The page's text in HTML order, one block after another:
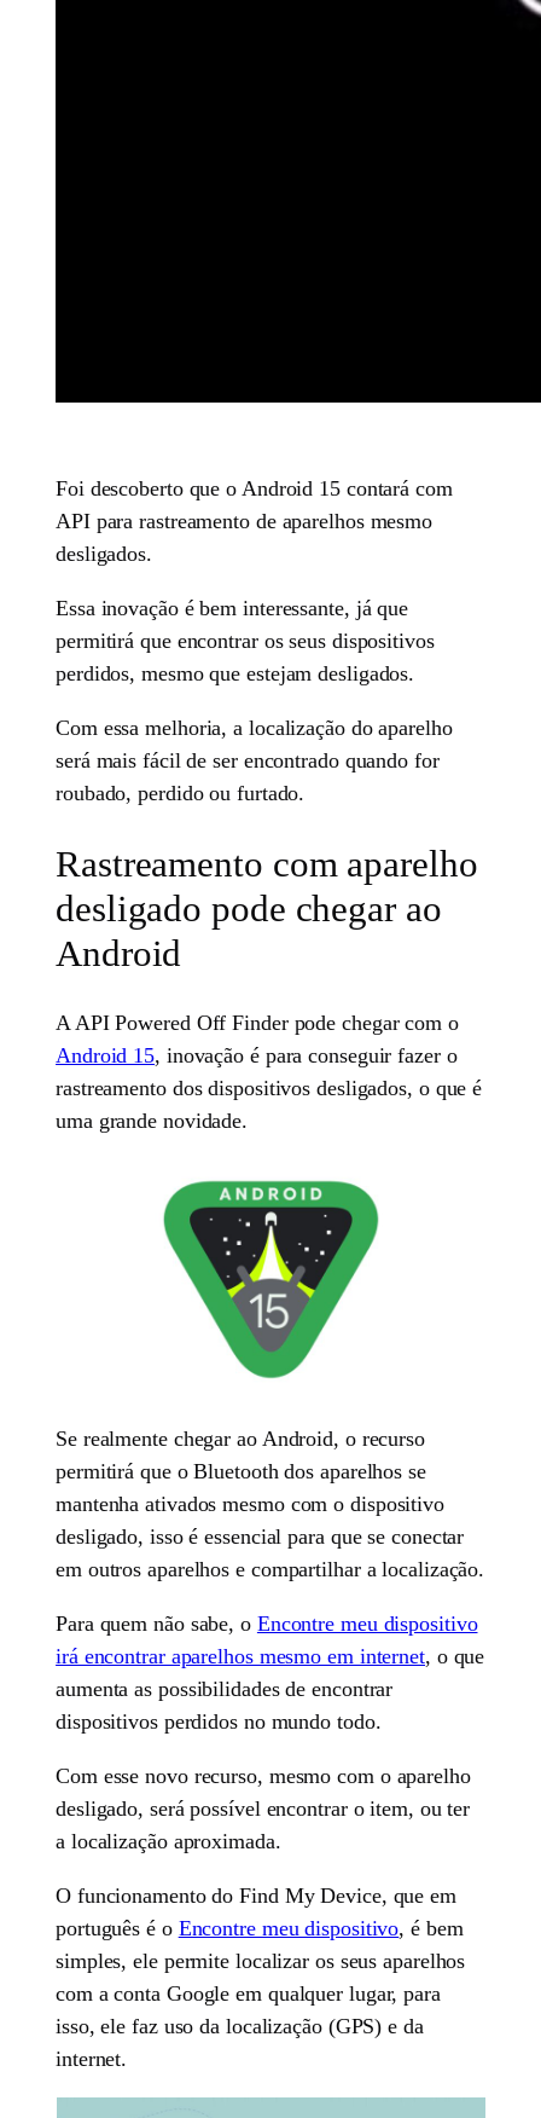
Foi descoberto que o Android 15 contará com
API para rastreamento de aparelhos mesmo
desligados.
Essa inovação é bem interessante, já que
permitirá que encontrar os seus dispositivos
perdidos, mesmo que estejam desligados.
Com essa melhoria, a localização do aparelho
será mais fácil de ser encontrado quando for
roubado, perdido ou furtado.
Rastreamento com aparelho
desligado pode chegar ao
Android
A API Powered Off Finder pode chegar com o
Android 15, inovação é para conseguir fazer o
rastreamento dos dispositivos desligados, o que é
uma grande novidade.
Se realmente chegar ao Android, o recurso
permitirá que o Bluetooth dos aparelhos se
mantenha ativados mesmo com o dispositivo
desligado, isso é essencial para que se conectar
em outros aparelhos e compartilhar a localização.
Para quem não sabe, o Encontre meu dispositivo
irá encontrar aparelhos mesmo em internet, o que
aumenta as possibilidades de encontrar
dispositivos perdidos no mundo todo.
Com esse novo recurso, mesmo com o aparelho
desligado, será possível encontrar o item, ou ter
a localização aproximada.
O funcionamento do Find My Device, que em
português é o Encontre meu dispositivo, é bem
simples, ele permite localizar os seus aparelhos
com a conta Google em qualquer lugar, para
isso, ele faz uso da localização (GPS) e da
internet.